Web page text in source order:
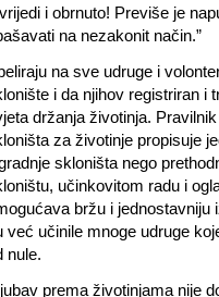
i obrnuto! Previše je
na nezakonit način.”
na sve udruge i
i da njihov registriran i
držanja životinja.
za životinje propisuje
skloništa nego
učinkovitom radu i
bržu i jednostavniju
već učinile mnoge udruge
nule.
prema životinjama nije